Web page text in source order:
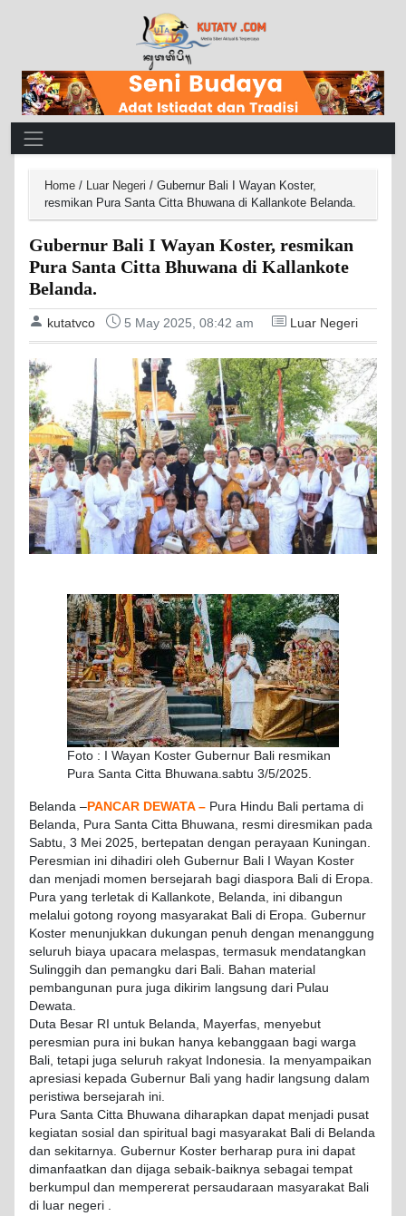
Main Navigation
Home / Luar Negeri / Gubernur Bali I Wayan Koster,
resmikan Pura Santa Citta Bhuwana di Kallankote Belanda.
Gubernur Bali I Wayan Koster, resmikan
Pura Santa Citta Bhuwana di Kallankote
Belanda.
kutatvco 5 May 2025, 08:42 am Luar Negeri
Foto : I Wayan Koster Gubernur Bali resmikan
Pura Santa Citta Bhuwana.sabtu 3/5/2025.
Belanda – PANCAR DEWATA – Pura Hindu Bali pertama di
Belanda, Pura Santa Citta Bhuwana, resmi diresmikan pada
Sabtu, 3 Mei 2025, bertepatan dengan perayaan Kuningan.
Peresmian ini dihadiri oleh Gubernur Bali I Wayan Koster
dan menjadi momen bersejarah bagi diaspora Bali di Eropa.
Pura yang terletak di Kallankote, Belanda, ini dibangun
melalui gotong royong masyarakat Bali di Eropa. Gubernur
Koster menunjukkan dukungan penuh dengan menanggung
seluruh biaya upacara melaspas, termasuk mendatangkan
Sulinggih dan pemangku dari Bali. Bahan material
pembangunan pura juga dikirim langsung dari Pulau
Dewata.
Duta Besar RI untuk Belanda, Mayerfas, menyebut
peresmian pura ini bukan hanya kebanggaan bagi warga
Bali, tetapi juga seluruh rakyat Indonesia. Ia menyampaikan
apresiasi kepada Gubernur Bali yang hadir langsung dalam
peristiwa bersejarah ini.
Pura Santa Citta Bhuwana diharapkan dapat menjadi pusat
kegiatan sosial dan spiritual bagi masyarakat Bali di Belanda
dan sekitarnya. Gubernur Koster berharap pura ini dapat
dimanfaatkan dan dijaga sebaik-baiknya sebagai tempat
berkumpul dan mempererat persaudaraan masyarakat Bali
di luar negeri .